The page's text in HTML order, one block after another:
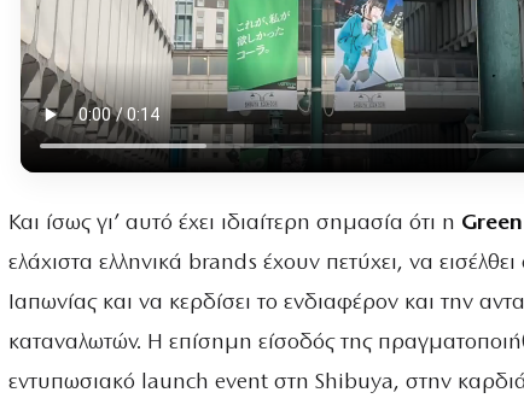
Και ίσως γι’ αυτό έχει ιδιαίτερη σημασία ότι η
ελάχιστα ελληνικά brands έχουν πετύχει, να
Ιαπωνίας και να κερδίσει το ενδιαφέρον και την
καταναλωτών. Η επίσημη είσοδός της
εντυπωσιακό launch event στη Shibuya, στην καρδιά